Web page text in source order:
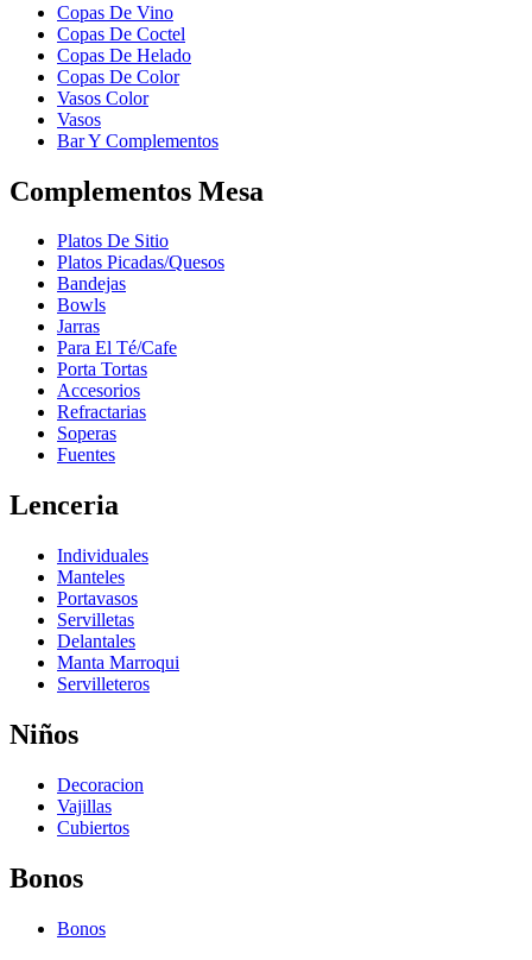
Copas De Vino
Copas De Coctel
Copas De Helado
Copas De Color
Vasos Color
Vasos
Bar Y Complementos
Complementos Mesa
Platos De Sitio
Platos Picadas/Quesos
Bandejas
Bowls
Jarras
Para El Té/Cafe
Porta Tortas
Accesorios
Refractarias
Soperas
Fuentes
Lenceria
Individuales
Manteles
Portavasos
Servilletas
Delantales
Manta Marroqui
Servilleteros
Niños
Decoracion
Vajillas
Cubiertos
Bonos
Bonos